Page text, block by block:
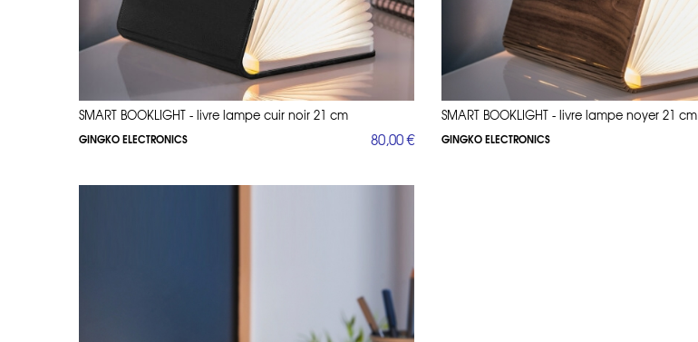
SMART BOOKLIGHT - livre lampe cuir noir 21 cm
GINGKO ELECTRONICS 80,00 €
SMART BOOKLIGHT - livre lampe noyer 21 cm
GINGKO ELECTRONICS